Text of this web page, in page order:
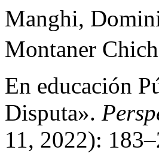
Manghi,
Montaner
En educación
Disputa».
11, 2022):